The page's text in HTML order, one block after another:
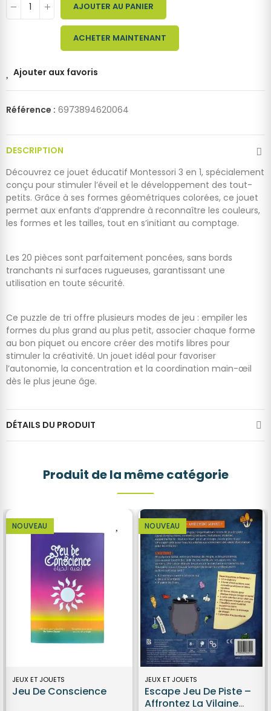
AJOUTER AU PANIER
ACHETER MAINTENANT
Ajouter aux favoris
Référence : 6973894620064
DESCRIPTION
Découvrez ce jouet éducatif Montessori 3 en 1, spécialement
conçu pour stimuler l’éveil et le développement des tout-
petits. Grâce à ses formes géométriques colorées, ce jouet
permet aux enfants d’apprendre à reconnaître les couleurs,
les formes et les tailles, tout en s’initiant au comptage.
Les 20 pièces sont parfaitement poncées, sans bords
tranchants ni surfaces rugueuses, garantissant une
utilisation en toute sécurité.
Ce puzzle de tri offre plusieurs modes de jeu : empiler les
formes du plus grand au plus petit, associer chaque forme
au bon piquet ou encore créer des motifs libres pour
stimuler la créativité. Un jouet idéal pour favoriser
l’autonomie, la concentration et la coordination main-œil
dès le plus jeune âge.
DÉTAILS DU PRODUIT
Produit de la même catégorie
NOUVEAU
JEUX ET JOUETS
Jeu De Conscience
NOUVEAU
JEUX ET JOUETS
Escape Jeu De Piste –
Affrontez La Vilaine